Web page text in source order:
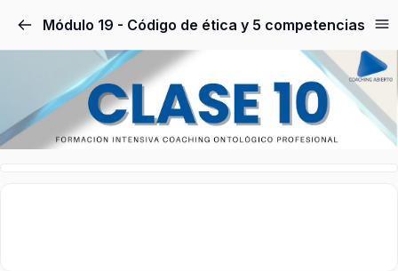
Módulo 19 - Código de ética y 5 competencias